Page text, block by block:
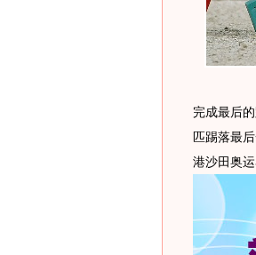
完成最后
匹踢落最
港沙田奥